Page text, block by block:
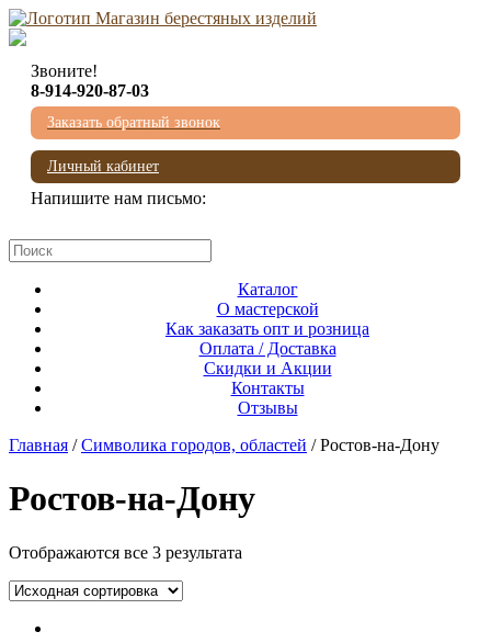
Звоните!
8-914-920-87-03
Заказать обратный звонок
Личный кабинет
Напишите нам письмо:
Каталог
О мастерской
Как заказать опт и розница
Оплата / Доставка
Скидки и Акции
Контакты
Отзывы
Главная /Символика городов, областей / Ростов-на-Дону
Ростов-на-Дону
Отображаются все 3 результата